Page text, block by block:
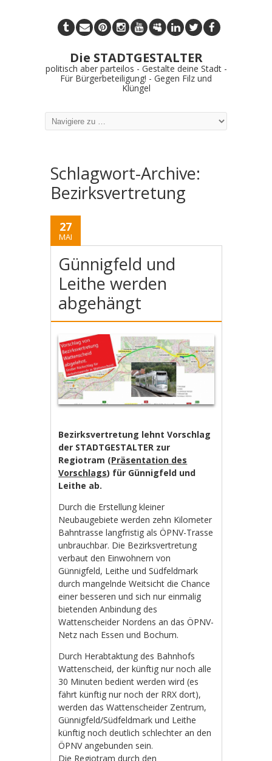
Die STADTGESTALTER
politisch aber parteilos - Gestalte deine Stadt -
Für Bürgerbeteiligung! - Gegen Filz und
Klüngel
Schlagwort-Archive:
Bezirksvertretung
27
MAI
Günnigfeld und
Leithe werden
abgehängt
Bezirksvertretung lehnt Vorschlag
der STADTGESTALTER zur
Regiotram (Präsentation des
Vorschlags) für Günnigfeld und
Leithe ab.
Durch die Erstellung kleiner
Neubaugebiete werden zehn Kilometer
Bahntrasse langfristig als ÖPNV-Trasse
unbrauchbar. Die Bezirksvertretung
verbaut den Einwohnern von
Günnigfeld, Leithe und Südfeldmark
durch mangelnde Weitsicht die Chance
einer besseren und sich nur einmalig
bietenden Anbindung des
Wattenscheider Nordens an das ÖPNV-
Netz nach Essen und Bochum.
Durch Herabtaktung des Bahnhofs
Wattenscheid, der künftig nur noch alle
30 Minuten bedient werden wird (es
fährt künftig nur noch der RRX dort),
werden das Wattenscheider Zentrum,
Günnigfeld/Südfeldmark und Leithe
künftig noch deutlich schlechter an den
ÖPNV angebunden sein.
Die Regiotram durch den